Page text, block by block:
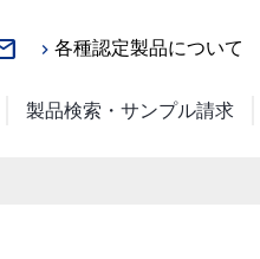
各種認定製品について
製品検索・サンプル請求